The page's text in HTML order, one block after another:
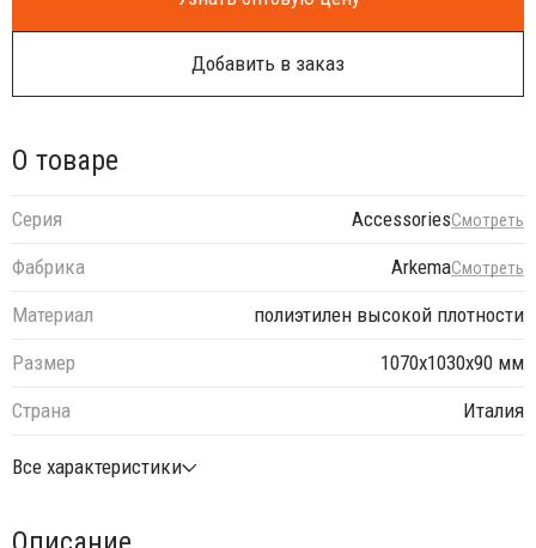
Добавить в заказ
О товаре
Серия AccessoriesСмотреть
Фабрика ArkemaСмотреть
Материал
полиэтилен высокой плотности
Размер
1070х1030х90 мм
Страна
Италия
Все характеристики